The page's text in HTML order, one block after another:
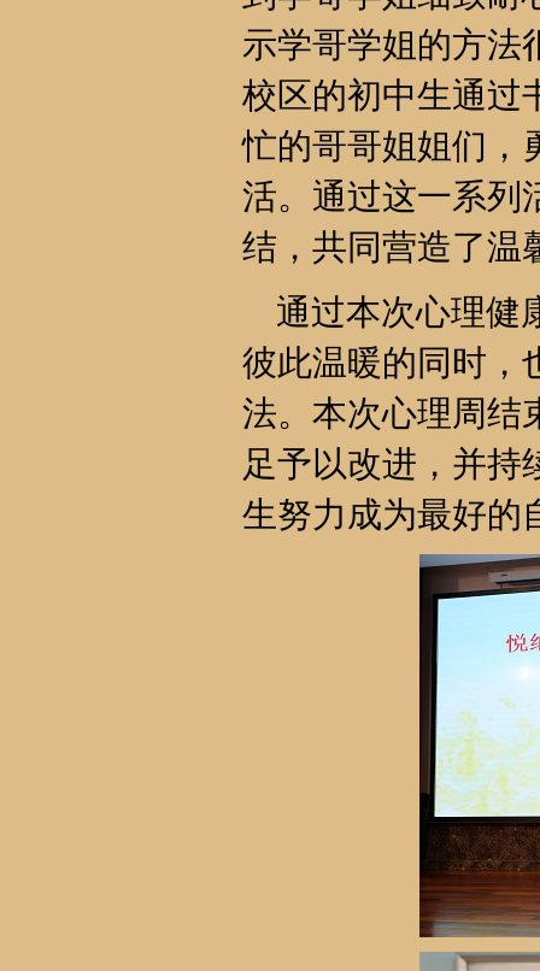
示学哥学姐的方法
校区的初中生通过
忙的哥哥姐姐们，
活。通过这一系列
结，共同营造了温
通过本次心理健
彼此温暖的同时，
法。本次心理周结
足予以改进，并持
生努力成为最好的